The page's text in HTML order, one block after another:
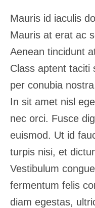
Mauris id iaculis
Mauris at erat ac
Aenean tincidunt
Class aptent taciti
per conubia
In sit amet nisl
nec orci. Fusce
euismod. Ut id
turpis nisi, et
Vestibulum
fermentum felis
diam egestas,